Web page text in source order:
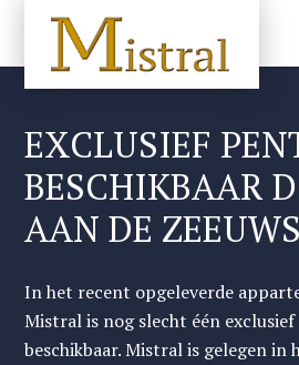
EXCLUSIEF
BESCHIKBAAR
AAN DE
In het recent opgeleverde
Mistral is nog slecht één
beschikbaar. Mistral is gelegen in